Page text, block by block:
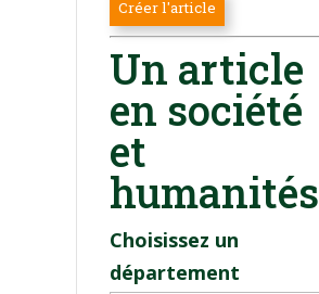
Un article
en société
et
humanités
Choisissez un
département